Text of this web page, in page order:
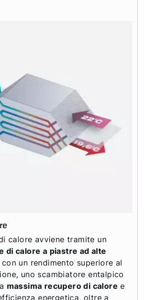
calore avviene tramite un
di calore a piastre ad alte
con un rendimento superiore al
uno scambiatore entalpico
massima recupero di calore e
energetica, oltre a